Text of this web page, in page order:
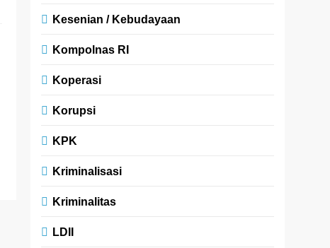
Kesenian / Kebudayaan
Kompolnas RI
Koperasi
Korupsi
KPK
Kriminalisasi
Kriminalitas
LDII